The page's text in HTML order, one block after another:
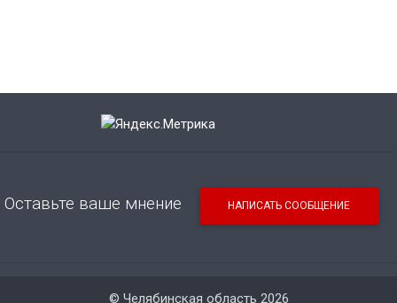
Оставьте ваше мнение НАПИСАТЬ СООБЩЕНИЕ
© Челябинская область 2026